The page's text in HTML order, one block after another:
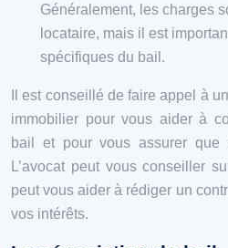
Généralement, les charges
locataire, mais il est
spécifiques du bail.
Il est conseillé de faire appel à
immobilier pour vous aider à
bail et pour vous assurer que
L’avocat peut vous conseiller
peut vous aider à rédiger un
vos intérêts.